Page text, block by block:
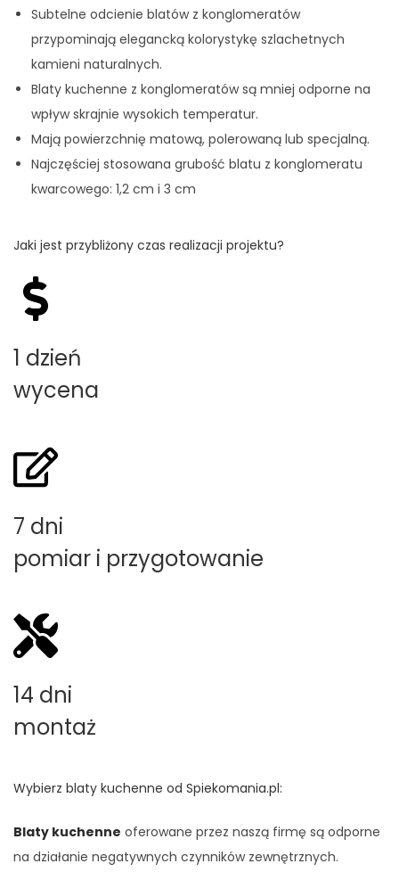
Subtelne odcienie blatów z konglomeratów
przypominają elegancką kolorystykę szlachetnych
kamieni naturalnych.
Blaty kuchenne z konglomeratów są mniej odporne na
wpływ skrajnie wysokich temperatur.
Mają powierzchnię matową, polerowaną lub specjalną.
Najczęściej stosowana grubość blatu z konglomeratu
kwarcowego: 1,2 cm i 3 cm
Jaki jest przybliżony czas realizacji projektu?
1 dzień
wycena
7 dni
pomiar i przygotowanie
14 dni
montaż
Wybierz blaty kuchenne od Spiekomania.pl:
Blaty kuchenne oferowane przez naszą firmę są odporne
na działanie negatywnych czynników zewnętrznych.